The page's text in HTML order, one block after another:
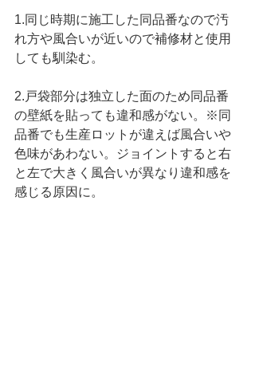
1.同じ時期に施工した同品番なので汚
れ方や風合いが近いので補修材と使用
しても馴染む。
2.戸袋部分は独立した面のため同品番
の壁紙を貼っても違和感がない。※同
品番でも生産ロットが違えば風合いや
色味があわない。ジョイントすると右
と左で大きく風合いが異なり違和感を
感じる原因に。